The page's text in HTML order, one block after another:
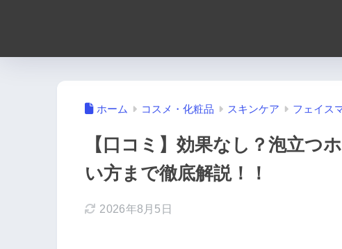
ホーム コスメ・化粧品 スキンケア フェイス
【口コミ】効果なし？泡立つ
い方まで徹底解説！！
2026年8月5日